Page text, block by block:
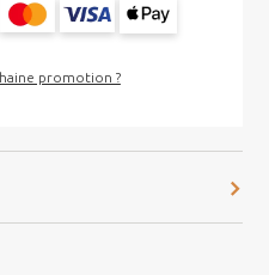
promotion ?